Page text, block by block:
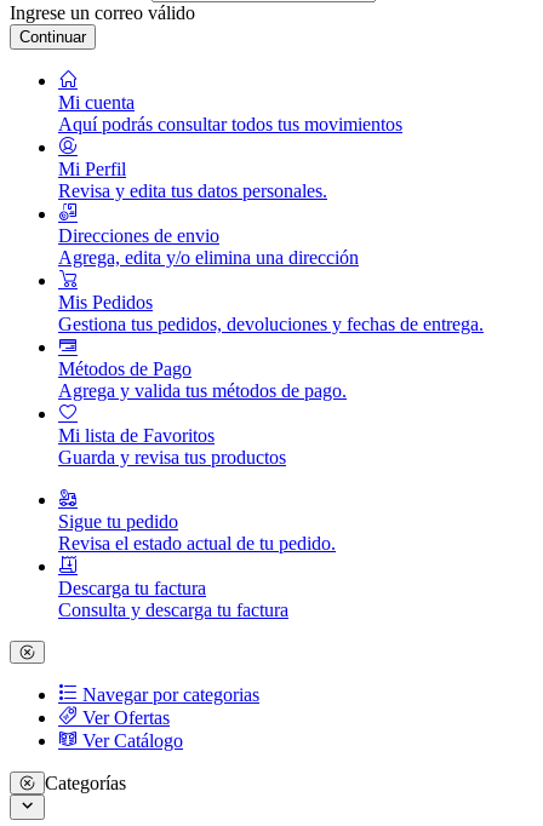
Ingrese un correo válido
Continuar
Mi cuenta
Aquí podrás consultar todos tus movimientos
Mi Perfil
Revisa y edita tus datos personales.
Direcciones de envio
Agrega, edita y/o elimina una dirección
Mis Pedidos
Gestiona tus pedidos, devoluciones y fechas de entrega.
Métodos de Pago
Agrega y valida tus métodos de pago.
Mi lista de Favoritos
Guarda y revisa tus productos
Sigue tu pedido
Revisa el estado actual de tu pedido.
Descarga tu factura
Consulta y descarga tu factura
Navegar por categorias
Ver Ofertas
Ver Catálogo
Categorías